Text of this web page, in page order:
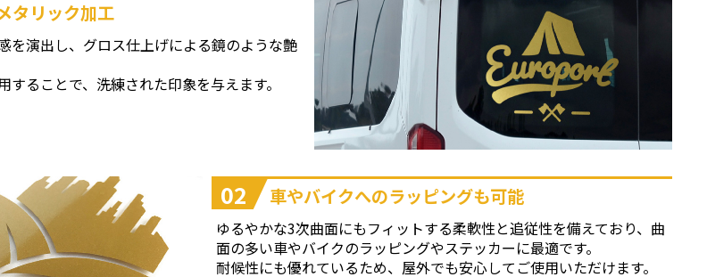
タリック加工
を演出し、グロス仕上げによる鏡のような艶
することで、洗練された印象を与えます。
02 車やバイクへのラッピングも可能
ゆるやかな3次曲面にもフィットする柔軟性と追従性を備えており、曲
面の多い車やバイクのラッピングやステッカーに最適です。
耐候性にも優れているため、屋外でも安心してご使用いただけます。